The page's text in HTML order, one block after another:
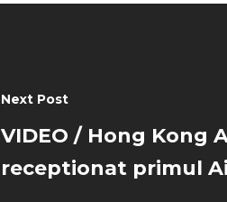
Next Post
VIDEO / Hong Kong
receptionat primul